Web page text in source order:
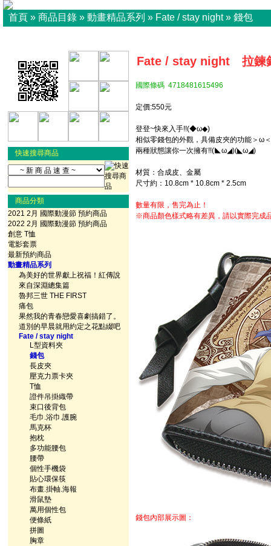
首頁 » 商品目錄 » 動畫精品系列 » Fate / stay night» 錢包
快速搜尋商品
商品分類
2021 2月 國際動漫節 預約商品
2022 2月 國際動漫節 預約商品
創意 T恤
電影套票
最新預約商品
動畫精品系列
為美好的世界獻上祝福！紅傳說
來自深淵總集篇
魯邦三世 THE FIRST
痛包
果然我的青春戀愛喜劇搞錯了。
道別的早晨就用約定之花點綴吧
Fate / stay night
L型資料夾
錢包
長皮夾
壓克力票卡夾
T恤
證件吊掛織帶
束口後背包
毛巾.浴巾.護腕
馬克杯
抱枕
多功能腰包
腰帶
個性手機袋
貼心環保筷
布畫.掛軸.海報
滑鼠墊
萬用個性包
便條紙
拼圖
胸章
Fate / stay night 拉鍊
國際條碼 4718481615496
定價:550元
登登~快來入手!!(◆ω◆)
相似零錢包的外觀，具備皮夾的功能＞ω＜
兩種狀態讓你一次擁有!!(◣ω◢)(◣ω◢)
材質：合成皮、金屬
尺寸約：10.8cm * 10.8cm * 2.5cm
數量有限，售完為止！
※商品顏色樣式略有差異，請以實際完成
錢包內部展示圖：